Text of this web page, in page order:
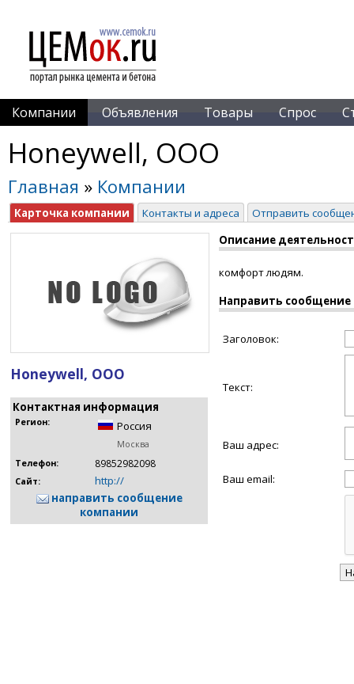
Компании Объявления Товары Спрос
Honeywell, ООО
Главная » Компании
Карточка компании Контакты и адреса Отправить
Honeywell, ООО
Контактная информация
Регион: Россия
Москва
Телефон:
89852982098
Сайт:
http://
направить сообщение
компании
Описание
комфорт людям.
Направить
Заголовок:
Текст:
Ваш адрес:
Ваш email: